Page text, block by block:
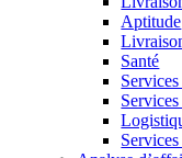
Aptitude
Santé